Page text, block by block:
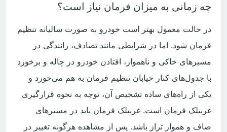
چه زمانی به میزان فرمان نیاز است؟
در حالت معمول بهتر است خودرو به صورت سالیانه تنظیم
فرمان شود.
‬غربیلک‭ ‬فرمان‭ ‬است‭.‬
غربیلک فرمان باید در مسیر‌های
صاف و هموار تراز باشد. پس از مشاهده هرگونه تغییر در